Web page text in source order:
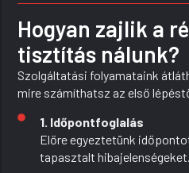
Hogyan zajlik a
tisztítás nálunk?
Szolgáltatási folyamataink
mire számíthatsz az első
1. Időpontfoglalás
Előre egyeztetünk
tapasztalt hibajelenségeket.